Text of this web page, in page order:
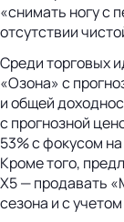
«снимать ногу с
отсутствии
Среди торговых
«Озона» с
и общей
с прогнозной
53% с фокусом
Кроме того,
Х5 — продавать
сезона и с